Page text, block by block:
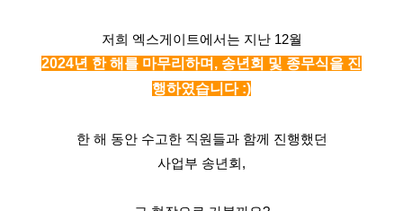
저희 엑스게이트에서는 지난 12월
2024년 한 해를 마무리하며, 송년회 및 종무식을 진
행하였습니다 :)
한 해 동안 수고한 직원들과 함께 진행했던
사업부 송년회,